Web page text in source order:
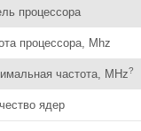
процессора
процессора, Mhz
частота, MHz?
ядер